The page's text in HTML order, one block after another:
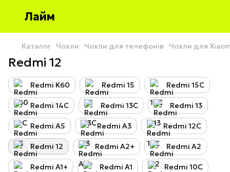
Лайм
Каталог Чохли Чохли для телефонів Чохли для
Redmi 12
Redmi K60 Redmi 15 Redmi 15C
Redmi 14C Redmi 13C Redmi 13
Redmi A5 Redmi A3 Redmi 12C
Redmi 12 Redmi A2+ Redmi A2
Redmi A1+ Redmi A1 Redmi 10C